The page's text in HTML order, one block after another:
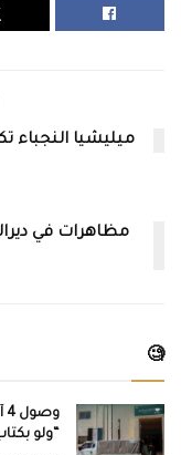
ميليشيا النجباء
مظاهرات في
🧐
“ولو